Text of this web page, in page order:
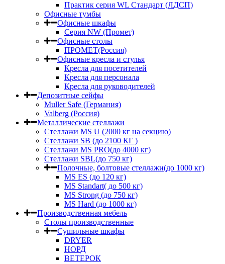
Практик серия WL Стандарт (ЛДСП)
Офисные тумбы
Офисные шкафы
Серия NW (Промет)
Офисные столы
ПРОМЕТ(Россия)
Офисные кресла и стулья
Кресла для посетителей
Кресла для персонала
Кресла для руководителей
Депозитные сейфы
Muller Safe (Германия)
Valberg (Россия)
Металлические стеллажи
Стеллажи MS U (2000 кг на секцию)
Стеллажи SB (до 2100 КГ )
Стеллажи MS PRO(до 4000 кг)
Стеллажи SBL(до 750 кг)
Полочные, болтовые стеллажи(до 1000 кг)
MS ES (до 120 кг)
MS Standart( до 500 кг)
MS Strong (до 750 кг)
MS Hard (до 1000 кг)
Производственная мебель
Столы производственные
Сушильные шкафы
DRYER
НОРД
ВЕТЕРОК